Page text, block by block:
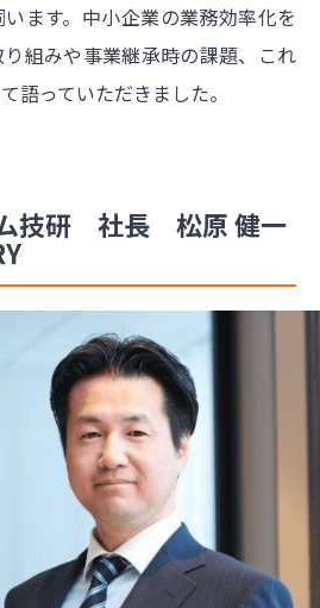
ます。中小企業の業務効率化を
組みや事業継承時の課題、これ
語っていただきました。
技研 社長 松原 健一